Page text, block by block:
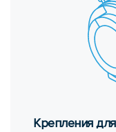
Креп­ле­ния